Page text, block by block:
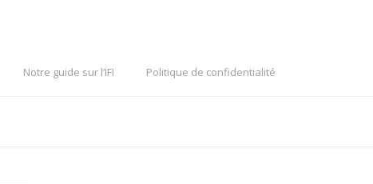
Notre guide sur l’IFI Politique de confidentialité